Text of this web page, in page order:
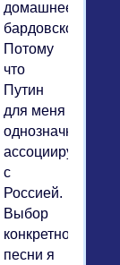
домашнее,
бардовское.
Потому
что
Путин
для меня
однозначно
ассоциируется
с
Россией.
Выбор
конкретной
песни я